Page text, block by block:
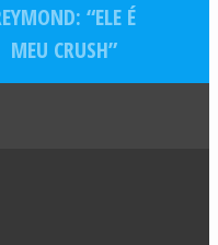
“ELE É
MEU CRUSH”